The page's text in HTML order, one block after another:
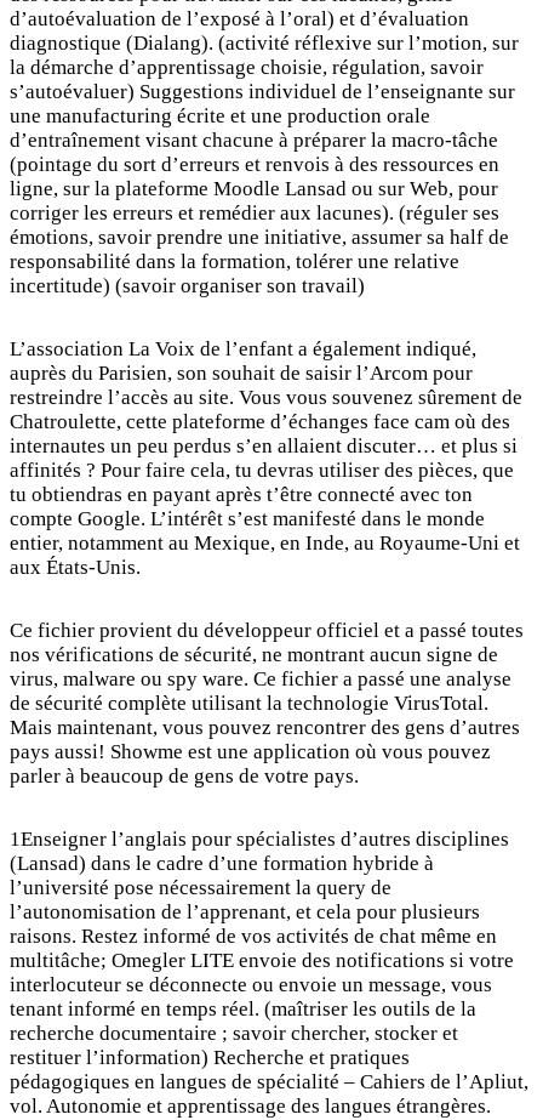
d’autoévaluation de l’exposé à l’oral) et d’évaluation
diagnostique (Dialang). (activité réflexive sur l’motion, sur
la démarche d’apprentissage choisie, régulation, savoir
s’autoévaluer) Suggestions individuel de l’enseignante sur
une manufacturing écrite et une production orale
d’entraînement visant chacune à préparer la macro-tâche
(pointage du sort d’erreurs et renvois à des ressources en
ligne, sur la plateforme Moodle Lansad ou sur Web, pour
corriger les erreurs et remédier aux lacunes). (réguler ses
émotions, savoir prendre une initiative, assumer sa half de
responsabilité dans la formation, tolérer une relative
incertitude) (savoir organiser son travail)
L’association La Voix de l’enfant a également indiqué,
auprès du Parisien, son souhait de saisir l’Arcom pour
restreindre l’accès au site. Vous vous souvenez sûrement de
Chatroulette, cette plateforme d’échanges face cam où des
internautes un peu perdus s’en allaient discuter… et plus si
affinités ? Pour faire cela, tu devras utiliser des pièces, que
tu obtiendras en payant après t’être connecté avec ton
compte Google. L’intérêt s’est manifesté dans le monde
entier, notamment au Mexique, en Inde, au Royaume-Uni et
aux États-Unis.
Ce fichier provient du développeur officiel et a passé toutes
nos vérifications de sécurité, ne montrant aucun signe de
virus, malware ou spy ware. Ce fichier a passé une analyse
de sécurité complète utilisant la technologie VirusTotal.
Mais maintenant, vous pouvez rencontrer des gens d’autres
pays aussi! Showme est une application où vous pouvez
parler à beaucoup de gens de votre pays.
1Enseigner l’anglais pour spécialistes d’autres disciplines
(Lansad) dans le cadre d’une formation hybride à
l’université pose nécessairement la query de
l’autonomisation de l’apprenant, et cela pour plusieurs
raisons. Restez informé de vos activités de chat même en
multitâche; Omegler LITE envoie des notifications si votre
interlocuteur se déconnecte ou envoie un message, vous
tenant informé en temps réel. (maîtriser les outils de la
recherche documentaire ; savoir chercher, stocker et
restituer l’information) Recherche et pratiques
pédagogiques en langues de spécialité – Cahiers de l’Apliut,
vol. Autonomie et apprentissage des langues étrangères.